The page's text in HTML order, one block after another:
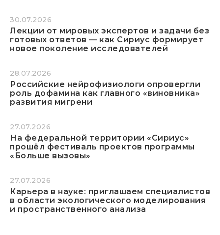
30.07.2026
Лекции от мировых экспертов и задачи без
готовых ответов — как Сириус формирует
новое поколение исследователей
28.07.2026
Российские нейрофизиологи опровергли
роль дофамина как главного «виновника»
развития мигрени
27.07.2026
На федеральной территории «Сириус»
прошёл фестиваль проектов программы
«Больше вызовы»
27.07.2026
Карьера в науке: приглашаем специалистов
в области экологического моделирования
и пространственного анализа